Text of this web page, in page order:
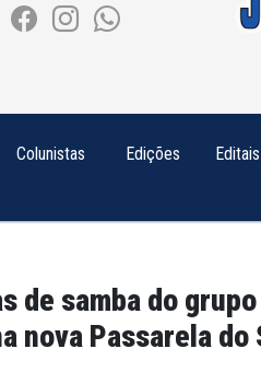
Colunistas Edições Editais
de samba do
nova Passarela do